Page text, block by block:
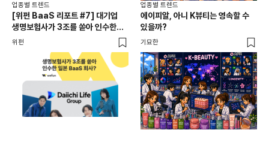
업종별 트렌드
[위펀 BaaS 리포트 #7] 대기업
생명보험사가 3조를 쏟아 인수한
일본 BaaS 회사의 정체는?
위펀
업종별 트렌드
에이피알, 아니 K뷰티는 영속할 수
있을까?
기묘한